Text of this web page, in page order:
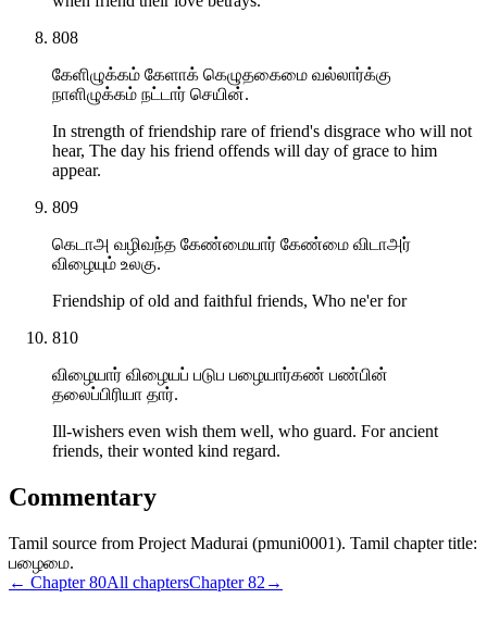
808
கேளிழுக்கம் கேளாக் கெழுதகைமை வல்லார்க்கு
நாளிழுக்கம் நட்டார் செயின்.
In strength of friendship rare of friend's disgrace who will not
hear, The day his friend offends will day of grace to him
appear.
809
கெடாஅ வழிவந்த கேண்மையார் கேண்மை விடாஅர்
விழையும் உலகு.
Friendship of old and faithful friends, Who ne'er for
810
விழையார் விழையப் படுப பழையார்கண் பண்பின்
தலைப்பிரியா தார்.
Ill-wishers even wish them well, who guard. For ancient
friends, their wonted kind regard.
Commentary
Tamil source from Project Madurai (pmuni0001). Tamil chapter title:
பழைமை.
← Chapter80All chaptersChapter82 →